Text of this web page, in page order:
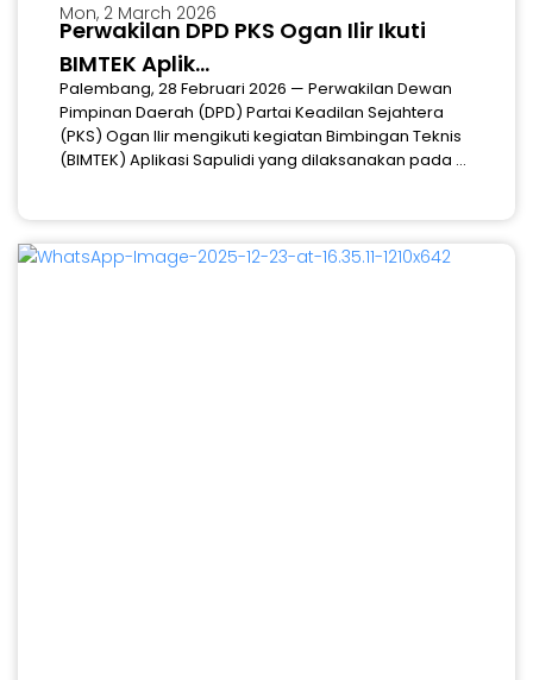
Mon, 2 March 2026
Perwakilan DPD PKS Ogan Ilir Ikuti
BIMTEK Aplik...
Palembang, 28 Februari 2026 — Perwakilan Dewan
Pimpinan Daerah (DPD) Partai Keadilan Sejahtera
(PKS) Ogan Ilir mengikuti kegiatan Bimbingan Teknis
(BIMTEK) Aplikasi Sapulidi yang dilaksanakan pada ...